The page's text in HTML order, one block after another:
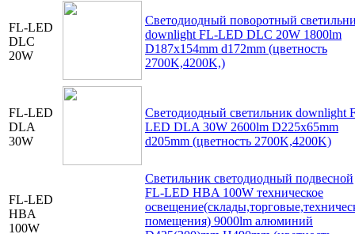
FL-LED
DLC
20W
Светодиодный поворотный
downlight FL-LED DLC 20W 1800lm
D187x154mm d172mm (цветность
2700K,4200K,)
FL-LED
DLA
30W
Светодиодный светильник downlight
LED DLA 30W 2600lm D225x65mm
d205mm (цветность 2700K,4200K)
FL-LED
HBA
100W
Светильник светодиодный подвесной
FL-LED HBA 100W техническое
помещения) 9000lm алюминий